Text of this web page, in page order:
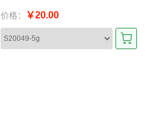
价格： ￥20.00